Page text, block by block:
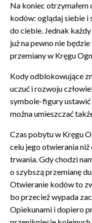
Na koniec
kodów: oglądaj siebie i
do ciebie. Jednak
już na pewno nie
przemiany w Kręgu
Kody odblokowujące
uczuć i rozwoju
symbole-figury ustawić
można umieszczać
Czas pobytu w Kręgu
celu jego otwierania niż
trwania. Gdy chodzi
o szybszą przemianę
Otwieranie kodów to
bo przecież wypada
Opiekunami i dopiero